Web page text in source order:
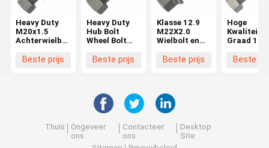
Heavy Duty
M20x1.5
Achterwielbout
FF/MA
Beste prijs
Heavy Duty
Hub Bolt
Wheel Bolt
FF/MA
Beste prijs
Klasse 12.9
M22X2.0
Wielbolt en
Truck
Beste prijs
Hoge
Kwaliteit
Graad 10.9
Wielbout
Beste
Thuis
Ongeveer
ons
Contacteer
ons
Desktop
Site